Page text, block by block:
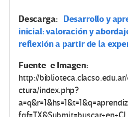
Descarga: Desarrollo y
inicial: valoración y
reflexión a partir de la
Fuente e Imagen:
http://
ctura/index.php?